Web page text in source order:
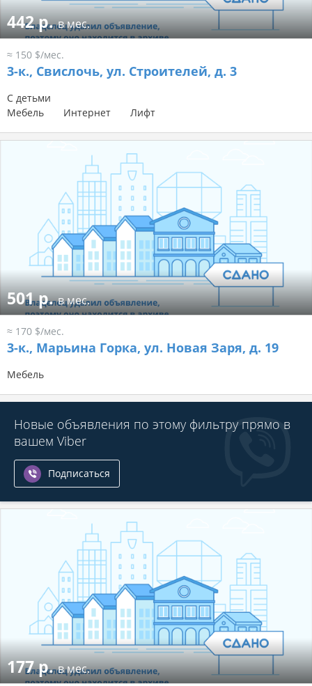
442 р.в мес.
≈ 150 $/мес.
3-к., Свислочь, ул. Строителей, д. 3
С детьми
Мебель
Интернет Лифт
501 р.в мес.
≈ 170 $/мес.
3-к., Марьина Горка, ул. Новая Заря, д. 19
Мебель
Новые объявления по этому фильтру прямо в
вашем Viber
Подписаться
177 р.в мес.